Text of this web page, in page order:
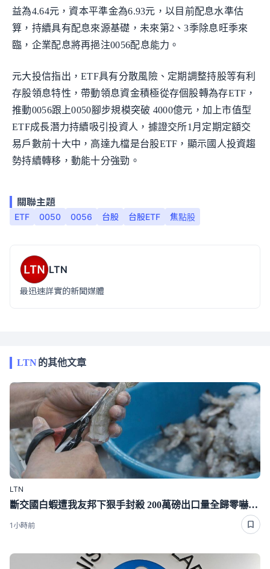
益為4.64元，資本平準金為6.93元，以目前配息水準估
算，持續具有配息來源基礎，未來第2、3季除息旺季來
臨，企業配息將再挹注0056配息能力。
元大投信指出，ETF具有分散風險、定期調整持股等有利
存股領息特性，帶動領息資金積極從存個股轉為存ETF，
推動0056跟上0050腳步規模突破 4000億元，加上市值型
ETF成長潛力持續吸引投資人，據證交所1月定期定額交
易戶數前十大中，高達九檔是台股ETF，顯示國人投資趨
勢持續轉移，動能十分強勁。
關聯主題
ETF 0050 0056 台股 台股ETF 焦點股
LTN
最迅速詳實的新聞媒體
LTN的其他文章
LTN
斷交國白蝦遭我友邦下狠手封殺 200萬磅出口量全歸零嚇崩了
1小時前